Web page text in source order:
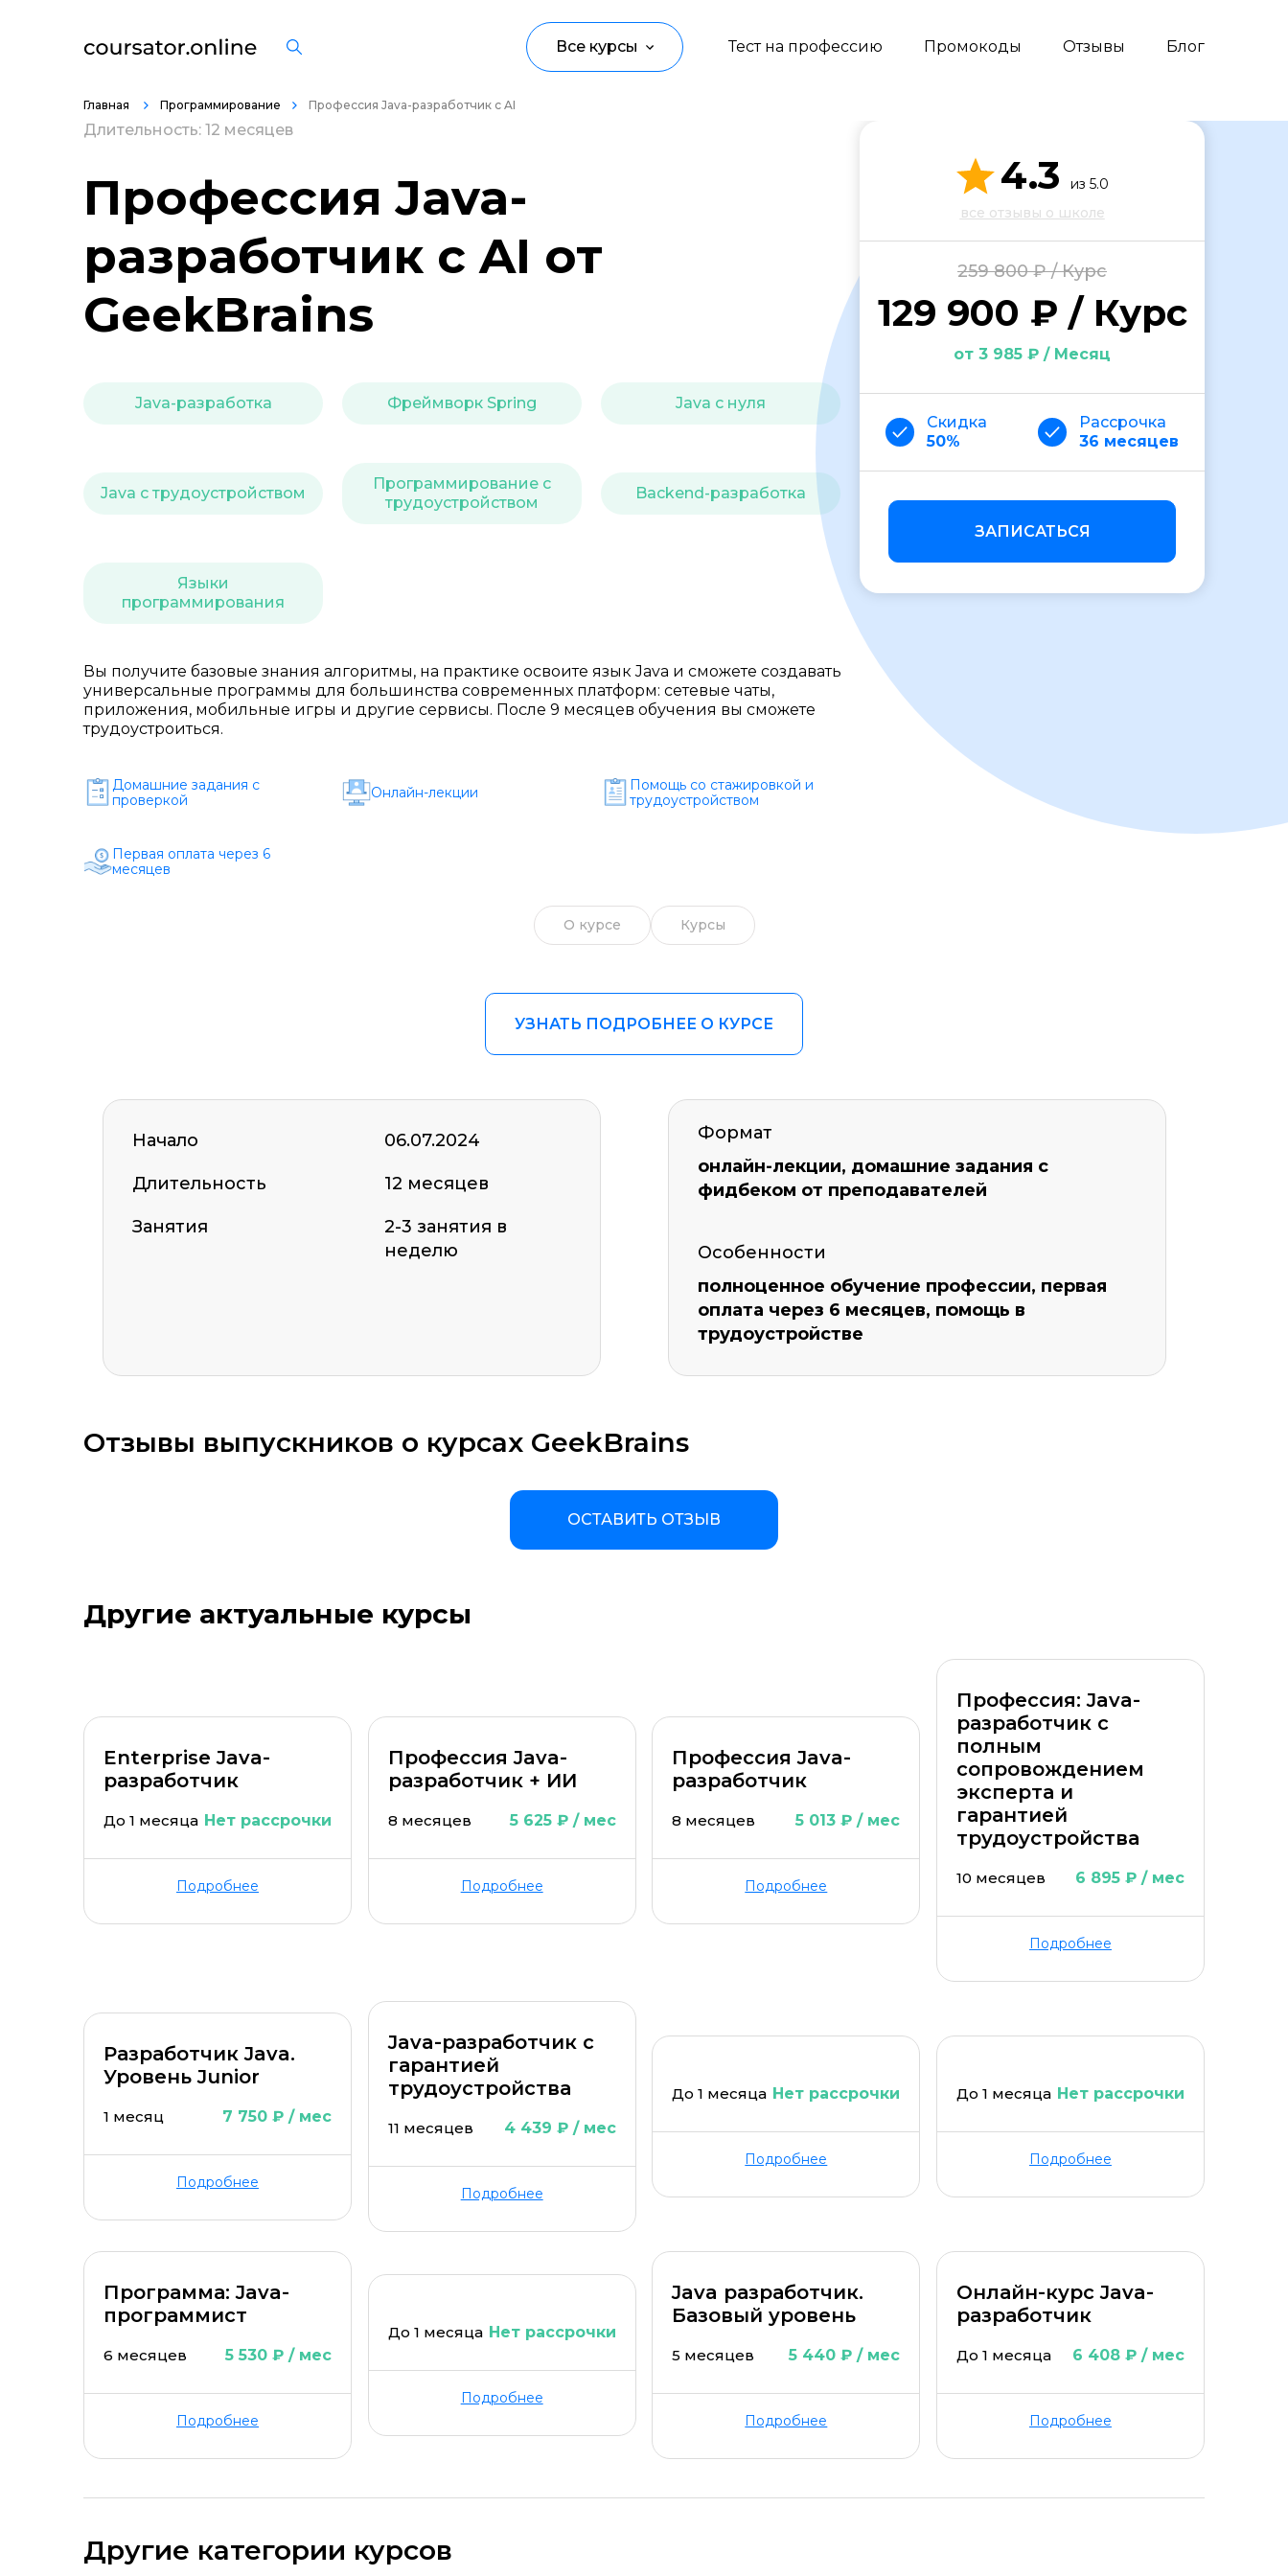
Тест на профессию Промокоды Отзывы Блог
Все курсы
Маркетинг
Бизнес и финансы
Главная Программирование Профессия Java-разработчик с AI
Длительность: 12 месяцев
Профессия Java-
разработчик с AI от
GeekBrains
Java-разработка Фреймворк Spring Java с нуля
Java с трудоустройством
Программирование с
трудоустройством
Backend-разработка
Языки
программирования
Вы получите базовые знания алгоритмы, на практике освоите язык Java и сможете создавать
универсальные программы для большинства современных платформ: сетевые чаты,
приложения, мобильные игры и другие сервисы. После 9 месяцев обучения вы сможете
трудоустроиться.
Домашние задания c
проверкой
Онлайн-лекции
Помощь со стажировкой и
трудоустройством
Первая оплата через 6
месяцев
4.3
из 5.0
все отзывы о школе
259 800 ₽ / Курс
129 900 ₽ / Курс
от 3 985 ₽ / Месяц
Скидка
50%
Рассрочка
36 месяцев
ЗАПИСАТЬСЯ
О курсе Курсы
УЗНАТЬ ПОДРОБНЕЕ О КУРСЕ
Начало
Длительность
Занятия
06.07.2024
12 месяцев
2-3 занятия в
неделю
Формат
онлайн-лекции, домашние задания с
фидбеком от преподавателей
Особенности
полноценное обучение профессии, первая
оплата через 6 месяцев, помощь в
трудоустройстве
Отзывы выпускников о курсах GeekBrains
ОСТАВИТЬ ОТЗЫВ
Другие актуальные курсы
Enterprise Java-
разработчик
До 1 месяца Нет рассрочки
Подробнее
Профессия Java-
разработчик + ИИ
8 месяцев 5 625 ₽ / мес
Подробнее
Профессия Java-
разработчик
8 месяцев 5 013 ₽ / мес
Подробнее
Профессия: Java-
разработчик с
полным
сопровождением
эксперта и
гарантией
трудоустройства
10 месяцев 6 895 ₽ / мес
Подробнее
Разработчик Java.
Уровень Junior
1 месяц 7 750 ₽ / мес
Подробнее
Java-разработчик с
гарантией
трудоустройства
11 месяцев 4 439 ₽ / мес
Подробнее
До 1 месяца Нет рассрочки
Подробнее
До 1 месяца Нет рассрочки
Подробнее
Программа: Java-
программист
6 месяцев 5 530 ₽ / мес
Подробнее
До 1 месяца Нет рассрочки
Подробнее
Java разработчик.
Базовый уровень
5 месяцев 5 440 ₽ / мес
Подробнее
Онлайн-курс Java-
разработчик
До 1 месяца 6 408 ₽ / мес
Подробнее
Другие категории курсов
ОСТАВИТЬ ОТЗЫВ
ОСТАВИТЬ ОТЗЫВ